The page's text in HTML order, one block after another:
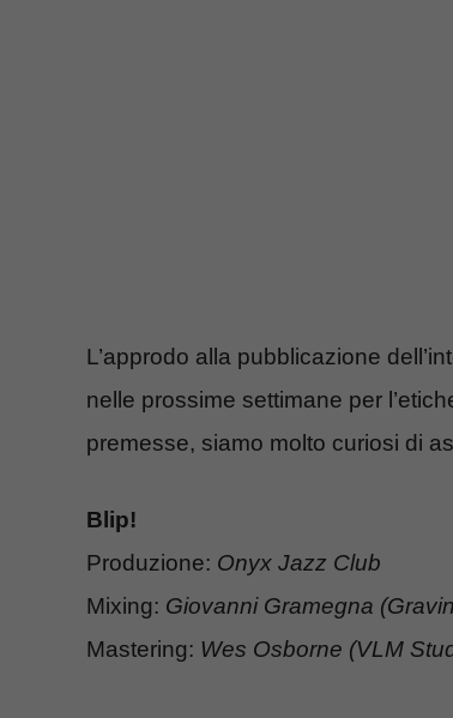
L’approdo alla pubblicazione
nelle prossime settimane per
premesse, siamo molto curiosi di
Blip!
Produzione: Onyx Jazz Club
Mixing: Giovanni Gramegna
Mastering: Wes Osborne (VLM